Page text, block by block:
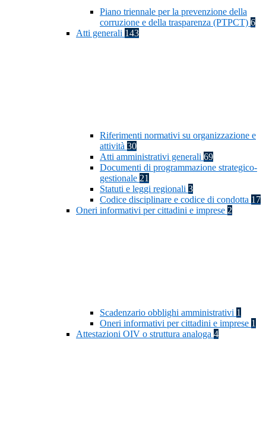
Piano triennale per la prevenzione della
corruzione e della trasparenza (PTPCT) 6
Atti generali 143
Riferimenti normativi su organizzazione e
attività 30
Atti amministrativi generali 69
Documenti di programmazione strategico-
gestionale 21
Statuti e leggi regionali 3
Codice disciplinare e codice di condotta 17
Oneri informativi per cittadini e imprese 2
Scadenzario obblighi amministrativi 1
Oneri informativi per cittadini e imprese 1
Attestazioni OIV o struttura analoga 4